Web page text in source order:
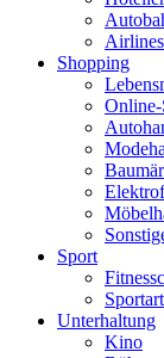
Airlines
Shopping
Sport
Unterhaltung
Kino